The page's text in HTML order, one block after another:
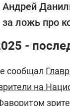
Андрей
за ложь про
-
сообщал
на